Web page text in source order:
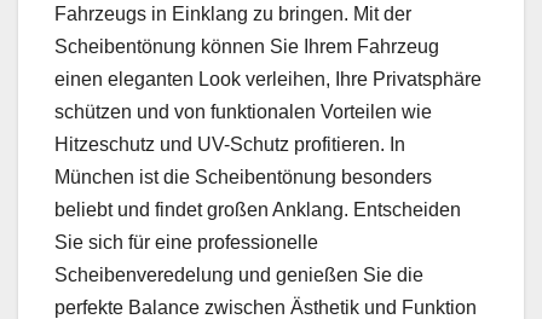
Fahrzeugs in Einklang zu bringen. Mit der
Scheibentönung können Sie Ihrem Fahrzeug
einen eleganten Look verleihen, Ihre Privatsphäre
schützen und von funktionalen Vorteilen wie
Hitzeschutz und UV-Schutz profitieren. In
München ist die Scheibentönung besonders
beliebt und findet großen Anklang. Entscheiden
Sie sich für eine professionelle
Scheibenveredelung und genießen Sie die
perfekte Balance zwischen Ästhetik und Funktion